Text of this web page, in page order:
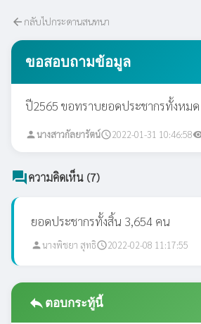
arrow_back กลับไปกระดานสนทนา
ขอสอบถามข้อมูล
ปี2565 ขอทราบยอดประชากรทั้งหม
personนางสาวกัลยารัตน์schedule2022-01-31 10:46:58
forumความคิดเห็น (7)
ยอดประชากรทั้งสิ้น 3,654 คน
personนางพิชยา สุทธิschedule2022-02-08 11:17:55
replyตอบกระทู้นี้